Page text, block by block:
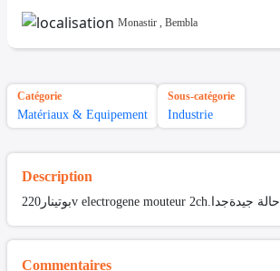
Monastir , Bembla
Catégorie
Matériaux & Equipement
Sous-catégorie
Industrie
Description
بوتينار220v electrogene mouteur 2ch.حالة جيدةجدا
Commentaires